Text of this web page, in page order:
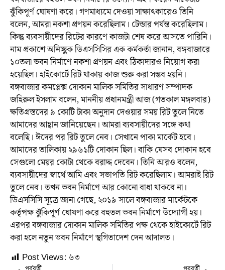
ঝুঁকিপূর্ণ ঘোষণা করে। গণমাধ্যমে দেওয়া সাক্ষাৎকারেও তিনি
বলেন, আমরা নকশা প্রণয়ন করেছিলাম। টেন্ডার পর্যন্ত করেছিলাম।
কিন্তু ব্যবসায়ীদের রিটের কারণে কাজটা শেষ করে আসতে পারিনি।
নাম প্রকাশে অনিচ্ছুক ডিএসসিসির এক কর্মকর্তা জানান, বঙ্গবাজারে
১০তলা ভবন নির্মাণে নকশা প্রণয়ন এবং ঠিকাদারও নিয়োগ করা
হয়েছিল। হাইকোর্টে রিট থাকায় কাজ শুরু করা সম্ভব হয়নি।
বঙ্গবাজার কমপ্লেক্স দোকান মালিক সমিতির সাধারণ সম্পাদক
জহিরুল ইসলাম বলেন, মাননীয় প্রধানমন্ত্রী আজ (গতকাল মঙ্গলবার)
ক্ষতিগ্রস্তদের ৯ কোটি টাকা অনুদান দেওয়ার সময় রিট তুলে নিতে
আমাদের আহ্বান জানিয়েছেন। আমরা ব্যবসায়ীদের সঙ্গে কথা
বলেছি। ঈদের পর রিট তুলে নেব। সেখানে পাকা মার্কেট হবে।
আমাদের তালিকায় ২৯৬১টি দোকান ছিল। বাকি যেসব দোকান হবে
সেগুলো মেয়র কোটা থেকে বরাদ্দ দেবেন। তিনি আরও বলেন,
ব্যবসায়ীদের স্বার্থে আমি এবং সভাপতি রিট করেছিলাম। আমরাই রিট
তুলে নেব। তখন ভবন নির্মাণে আর কোনো বাধা থাকবে না।
ডিএসসিসি সূত্রে জানা গেছে, ২০১৯ সালে বঙ্গবাজার মার্কেটকে
কর্তৃপক্ষ ঝুঁকিপূর্ণ ঘোষণা করে বহুতল ভবন নির্মাণে উদ্যোগী হয়।
এরপর বঙ্গবাজার দোকান মালিক সমিতির পক্ষ থেকে হাইকোর্টে রিট
করা হলে নতুন ভবন নির্মাণে স্থগিতাদেশ দেন আদালত।
Post Views: ৬৩